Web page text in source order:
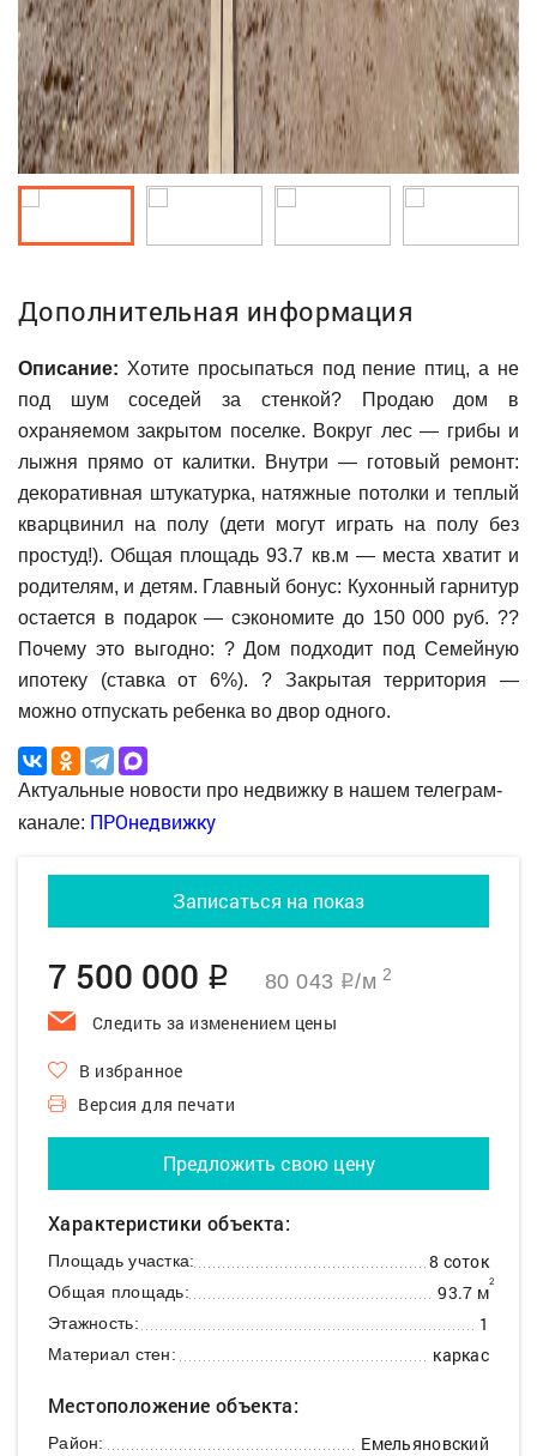
Дополнительная информация
Описание: Хотите просыпаться под пение птиц, а не
под шум соседей за стенкой? Продаю дом в
охраняемом закрытом поселке. Вокруг лес — грибы и
лыжня прямо от калитки. Внутри — готовый ремонт:
декоративная штукатурка, натяжные потолки и теплый
кварцвинил на полу (дети могут играть на полу без
простуд!). Общая площадь 93.7 кв.м — места хватит и
родителям, и детям. Главный бонус: Кухонный гарнитур
остается в подарок — сэкономите до 150 000 руб. ??
Почему это выгодно: ? Дом подходит под Семейную
ипотеку (ставка от 6%). ? Закрытая территория —
можно отпускать ребенка во двор одного.
Актуальные новости про недвижку в нашем телеграм-
канале: ПРОнедвижку
Записаться на показ
7 500 000 q 80 043 q/м2
Следить за изменением цены
В избранное
Версия для печати
Предложить свою цену
Характеристики объекта:
Площадь участка: 8 соток
Общая площадь: 93.7 м2
Этажность: 1
Материал стен: каркас
Местоположение объекта:
Район: Емельяновский